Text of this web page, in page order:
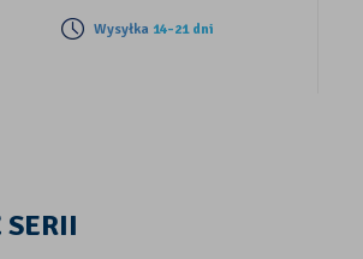
Wysyłka 14-21 dni
SERII